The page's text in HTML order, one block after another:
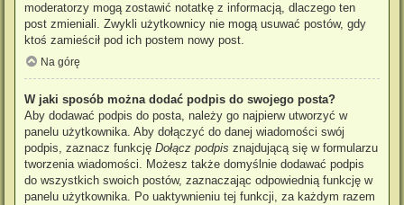
moderatorzy mogą zostawić notatkę z informacją, dlaczego ten
post zmieniali. Zwykli użytkownicy nie mogą usuwać postów, gdy
ktoś zamieścił pod ich postem nowy post.
Na górę
W jaki sposób można dodać podpis do swojego posta?
Aby dodawać podpis do posta, należy go najpierw utworzyć w
panelu użytkownika. Aby dołączyć do danej wiadomości swój
podpis, zaznacz funkcję Dołącz podpis znajdującą się w formularzu
tworzenia wiadomości. Możesz także domyślnie dodawać podpis
do wszystkich swoich postów, zaznaczając odpowiednią funkcję w
panelu użytkownika. Po uaktywnieniu tej funkcji, za każdym razem